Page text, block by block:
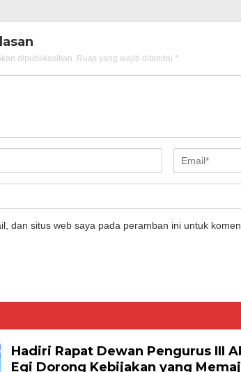
dipublikasikan. Ruas yang wajib ditandai *
dan situs web saya pada peramban ini untuk
Hadiri Rapat Dewan Pengurus III
Egi Dorong Kebijakan yang